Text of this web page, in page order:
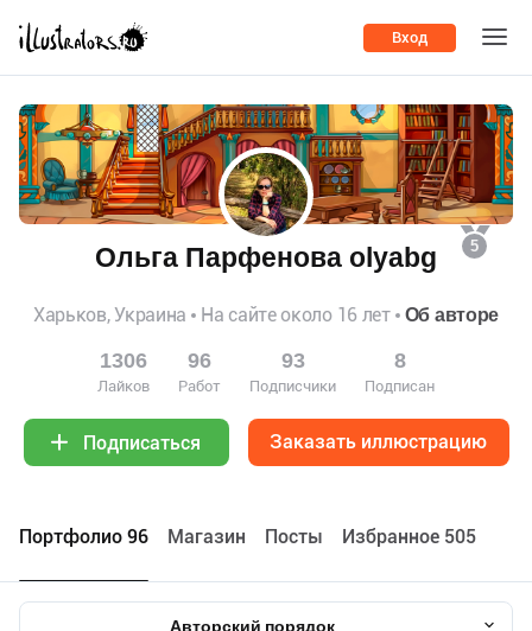
Вход
5
Ольга Парфенова olyabg
Харьков, Украина На сайте около 16 лет Об авторе
1306
Лайков
96
Работ
93
Подписчики
8
Подписан
Подписаться Заказать иллюстрацию
Портфолио 96 Maгазин Посты Избранное 505
Авторский порядок